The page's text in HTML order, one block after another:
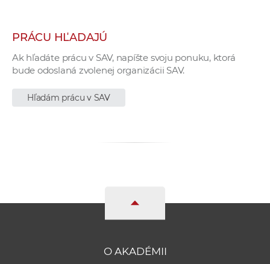
PRÁCU HĽADAJÚ
Ak hľadáte prácu v SAV, napíšte svoju ponuku, ktorá
bude odoslaná zvolenej organizácii SAV.
Hľadám prácu v SAV
O AKADÉMII